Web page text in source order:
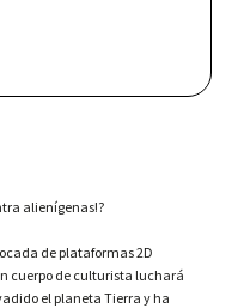
alienígenas!?
de plataformas 2D
cuerpo de culturista luchará
el planeta Tierra y ha